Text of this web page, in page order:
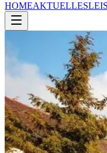
HOMEAKTUELLES